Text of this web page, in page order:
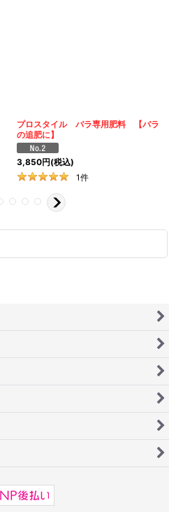
プロスタイル バラ専用肥料 【バラ
の追肥に】
3,850円(税込)
1件